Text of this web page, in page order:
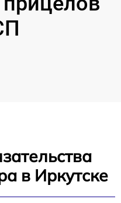
в Иркутске